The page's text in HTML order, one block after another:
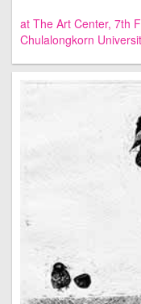
at The Art Center, 7th
Chulalongkorn